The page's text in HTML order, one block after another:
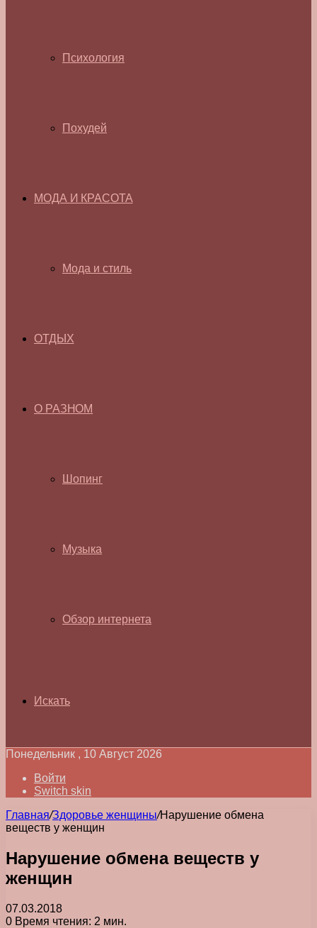
Психология
Похудей
МОДА И КРАСОТА
Мода и стиль
ОТДЫХ
О РАЗНОМ
Шопинг
Музыка
Обзор интернета
Искать
Понедельник , 10 Август 2026
Войти
Switch skin
Главная/Здоровье женщины/Нарушение обмена
веществ у женщин
Нарушение обмена веществ у
женщин
07.03.2018
0 Время чтения: 2 мин.